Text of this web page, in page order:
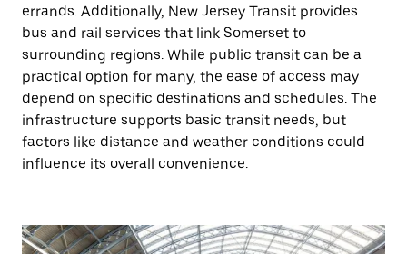
errands. Additionally, New Jersey Transit provides
bus and rail services that link Somerset to
surrounding regions. While public transit can be a
practical option for many, the ease of access may
depend on specific destinations and schedules. The
infrastructure supports basic transit needs, but
factors like distance and weather conditions could
influence its overall convenience.